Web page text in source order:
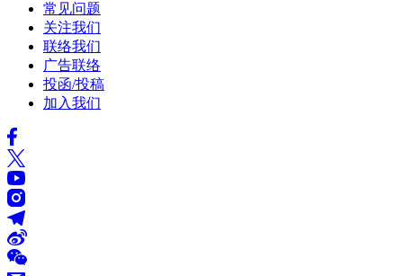
常见问题
关注我们
联络我们
广告联络
投函/投稿
加入我们